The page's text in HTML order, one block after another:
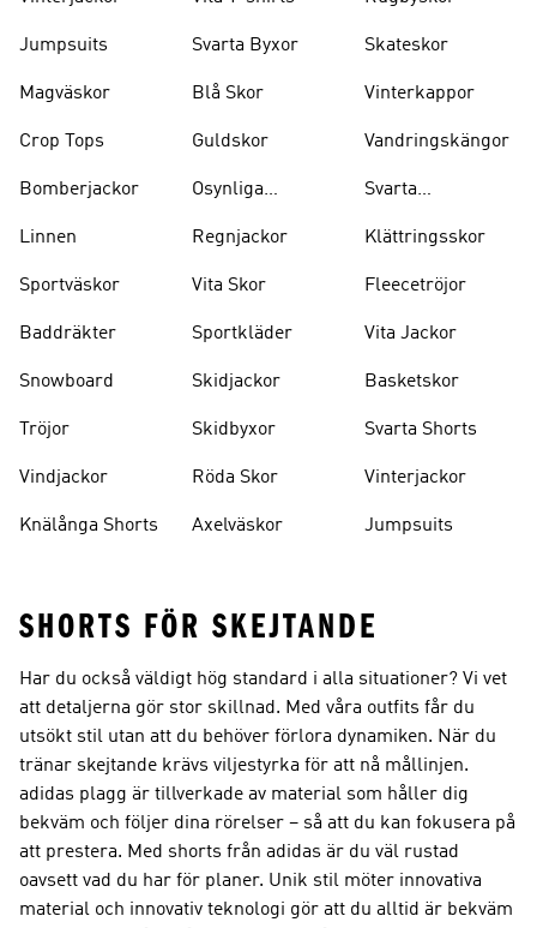
Jumpsuits
Magväskor
Crop Tops
Bomberjackor
Linnen
Sportväskor
Baddräkter
Snowboard
Tröjor
Vindjackor
Knälånga Shorts
Svarta Byxor
Blå Skor
Guldskor
Osynliga
Regnjackor
Vita Skor
Sportkläder
Skidjackor
Skidbyxor
Röda Skor
Axelväskor
Skateskor
Vinterkappor
Vandringskängor
Svarta
Klättringsskor
Fleecetröjor
Vita Jackor
Basketskor
Svarta Shorts
Vinterjackor
Jumpsuits
SHORTS FÖR SKEJTANDE
Har du också väldigt hög standard i alla situationer? Vi vet
att detaljerna gör stor skillnad. Med våra outfits får du
utsökt stil utan att du behöver förlora dynamiken. När du
tränar skejtande krävs viljestyrka för att nå mållinjen.
adidas plagg är tillverkade av material som håller dig
bekväm och följer dina rörelser – så att du kan fokusera på
att prestera. Med shorts från adidas är du väl rustad
oavsett vad du har för planer. Unik stil möter innovativa
material och innovativ teknologi gör att du alltid är bekväm